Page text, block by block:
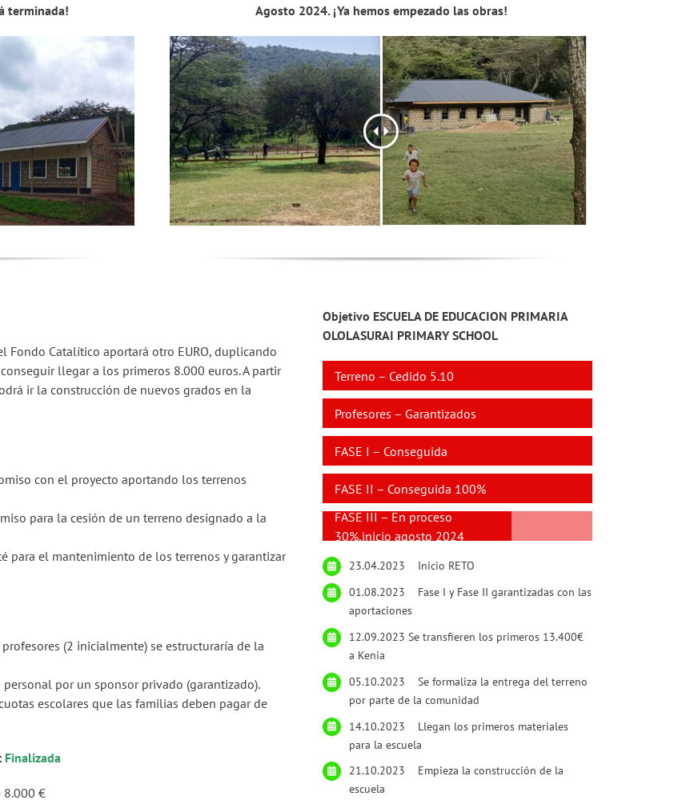
terminada! Agosto 2024. ¡Ya hemos empezado las obras!
Fondo Catalítico aportará otro EURO, duplicando
llegar a los primeros 8.000 euros. A partir
ir la construcción de nuevos grados en la
con el proyecto aportando los terrenos
para la cesión de un terreno designado a la
para el mantenimiento de los terrenos y garantizar
(2 inicialmente) se estructuraría de la
por un sponsor privado (garantizado).
escolares que las familias deben pagar de
Finalizada
8.000 €
Objetivo ESCUELA DE EDUCACION PRIMARIA
OLOLASURAI PRIMARY SCHOOL
Terreno – Cedido 5.10
Profesores – Garantizados
FASE I – Conseguida
FASE II – Conseguida 100%
FASE III – En proceso
30%,inicio agosto 2024
23.04.2023 Inicio RETO
01.08.2023 Fase I y Fase II garantizadas con las
aportaciones
12.09.2023 Se transfieren los primeros 13.400€
a Kenia
05.10.2023 Se formaliza la entrega del terreno
por parte de la comunidad
14.10.2023 Llegan los primeros materiales
para la escuela
21.10.2023 Empieza la construcción de la
escuela